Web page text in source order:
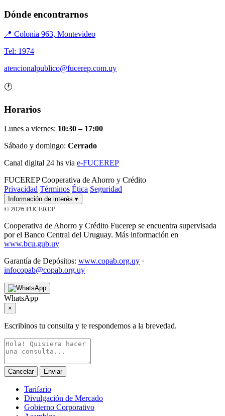
Dónde encontrarnos
📍 Colonia 963, Montevideo
Tel: 1974
atencionalpublico@fucerep.com.uy
🕐
Horarios
Lunes a viernes: 10:30 – 17:00
Sábado y domingo: Cerrado
Canal digital 24 hs via e-FUCEREP
FUCEREP Cooperativa de Ahorro y Crédito
Privacidad Términos Ética Seguridad
Información de interés ▾
© 2026 FUCEREP
Cooperativa de Ahorro y Crédito Fucerep se encuentra supervisada
por el Banco Central del Uruguay. Más información en
www.bcu.gub.uy
Garantía de Depósitos: www.copab.org.uy ·
infocopab@copab.org.uy
WhatsApp
×
Escribinos tu consulta y te respondemos a la brevedad.
Cancelar Enviar
Tarifario
Divulgación de Mercado
Gobierno Corporativo